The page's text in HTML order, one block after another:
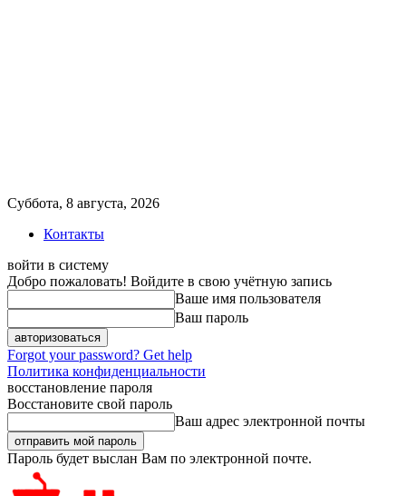
Суббота, 8 августа, 2026
Контакты
войти в систему
Добро пожаловать! Войдите в свою учётную запись
Ваше имя пользователя
Ваш пароль
Forgot your password? Get help
Политика конфиденциальности
восстановление пароля
Восстановите свой пароль
Ваш адрес электронной почты
Пароль будет выслан Вам по электронной почте.